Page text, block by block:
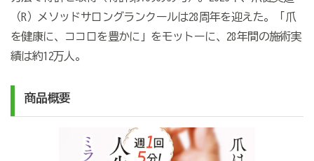
（R）メソッドサロングランクールは28周年を迎えた。「爪
を健康に、ココロを豊かに」をモットーに、28年間の施術実
績は約12万人。
商品概要